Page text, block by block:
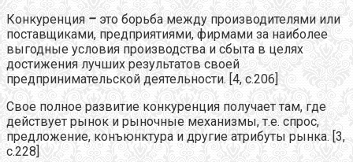
Конкуренция – это борьба между производителями или
поставщиками, предприятиями, фирмами за наиболее
выгодные условия производства и сбыта в целях
достижения лучших результатов своей
предпринимательской деятельности. [4, с.206]
Свое полное развитие конкуренция получает там, где
действует рынок и рыночные механизмы, т.е. спрос,
предложение, конъюнктура и другие атрибуты рынка. [3,
с.228]